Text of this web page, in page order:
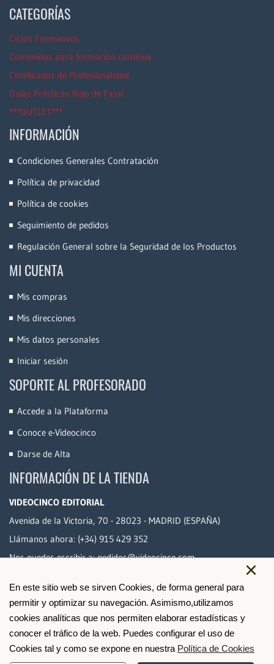
×
En este sitio web se sirven Cookies, de forma general para
permitir y optimizar su navegación. Asimismo,utilizamos
cookies analíticas que nos permiten elaborar estadísticas y
conocer el tráfico de la web. Puedes configurar el uso de
Cookies tal y como se expone en nuestra Política de Cookies
CATEGORÍAS
Ciclos Formativos
Contenidos para formación continua
Certificados de Profesionalidad
Guías Prácticas Rojo de Fassi
***OUTLET***
INFORMACIÓN
Condiciones Generales Contratación
Política de privacidad
Política de cookies
Seguimiento de pedidos
Regulación General sobre la Seguridad de los Productos
MI CUENTA
Mis compras
Mis direcciones
Mis datos personales
Iniciar sesión
SOPORTE AL PROFESORADO
Accede a la Plataforma
Conoce e-Videocinco
Darse de Alta
INFORMACIÓN DE LA TIENDA
VIDEOCINCO EDITORIAL
Avenida de la Victoria, 70 - 28023 - MADRID (ESPAÑA)
Llámanos ahora: (+34) 915 429 352
Nos puedes escribir a:pedidos@videocinco.com
PAGO SEGURO